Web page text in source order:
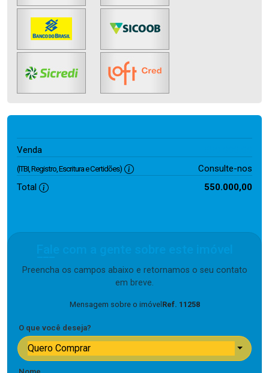
Venda
(ITBI, Registro, Escritura e Certidões)
Consulte-nos
Total
550.000,00
Preencha os campos abaixo e retornamos o seu contato
em breve.
Mensagem sobre o imóvel Ref. 11258
O que você deseja?
Quero Comprar